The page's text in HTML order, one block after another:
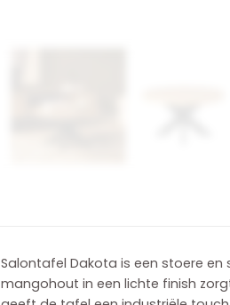
Salontafel Dakota is een stoere
mangohout in een lichte finish